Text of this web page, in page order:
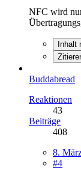
NFC wird
Inhalt
Buddabread
Reaktionen
43
Beiträge
408
8.
#4